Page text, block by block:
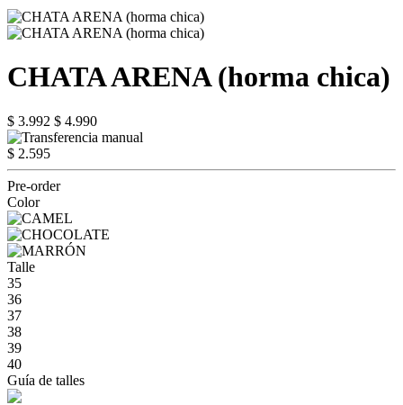
CHATA ARENA (horma chica)
$ 3.992 $ 4.990
$ 2.595
Pre-order
Color
Talle
35
36
37
38
39
40
Guía de talles